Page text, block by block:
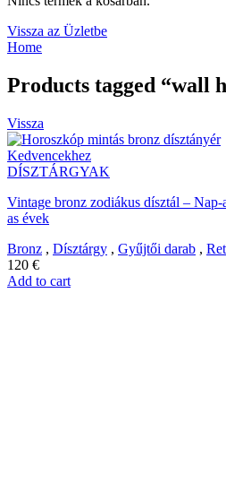
Vissza az Üzletbe
Home
Products tagged “wall
Vissza
Kedvencekhez
DÍSZTÁRGYAK
Vintage bronz zodiákus dísztál –
as évek
Bronz , Dísztárgy , Gyűjtői darab ,
120 €
Add to cart